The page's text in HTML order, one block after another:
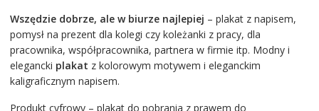
Wszędzie dobrze, ale w biurze najlepiej – plakat z napisem,
pomysł na prezent dla kolegi czy koleżanki z pracy, dla
pracownika, współpracownika, partnera w firmie itp. Modny i
elegancki plakat z kolorowym motywem i eleganckim
kaligraficznym napisem.
Produkt cyfrowy – plakat do pobrania z prawem do